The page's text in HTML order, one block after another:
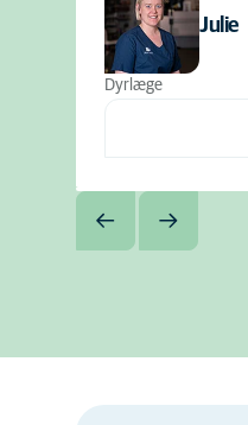
Julie
Dyrlæge